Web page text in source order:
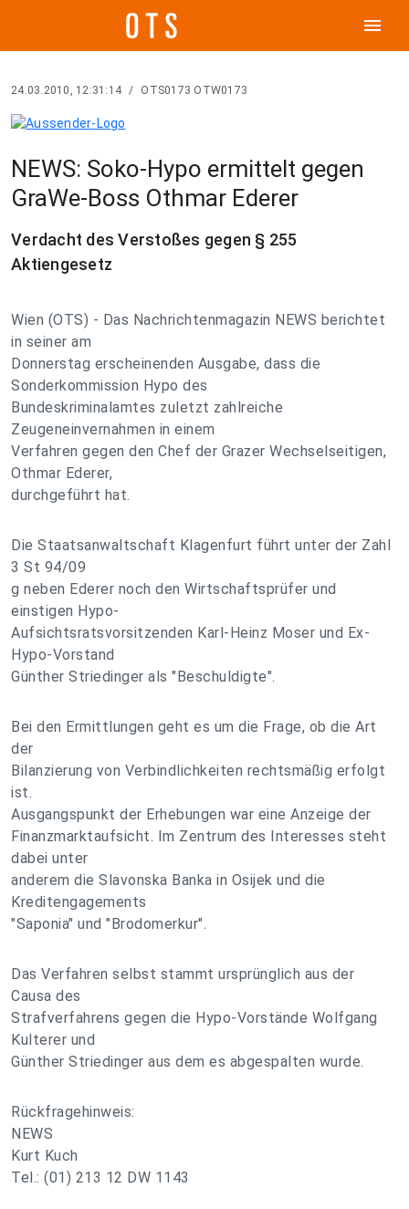
menu
24.03.2010, 12:31:14 / OTS0173 OTW0173
NEWS: Soko-Hypo ermittelt gegen
GraWe-Boss Othmar Ederer
Verdacht des Verstoßes gegen § 255
Aktiengesetz
Wien (OTS) - Das Nachrichtenmagazin NEWS berichtet
in seiner am
Donnerstag erscheinenden Ausgabe, dass die
Sonderkommission Hypo des
Bundeskriminalamtes zuletzt zahlreiche
Zeugeneinvernahmen in einem
Verfahren gegen den Chef der Grazer Wechselseitigen,
Othmar Ederer,
durchgeführt hat.
Die Staatsanwaltschaft Klagenfurt führt unter der Zahl
3 St 94/09
g neben Ederer noch den Wirtschaftsprüfer und
einstigen Hypo-
Aufsichtsratsvorsitzenden Karl-Heinz Moser und Ex-
Hypo-Vorstand
Günther Striedinger als "Beschuldigte".
Bei den Ermittlungen geht es um die Frage, ob die Art
der
Bilanzierung von Verbindlichkeiten rechtsmäßig erfolgt
ist.
Ausgangspunkt der Erhebungen war eine Anzeige der
Finanzmarktaufsicht. Im Zentrum des Interesses steht
dabei unter
anderem die Slavonska Banka in Osijek und die
Kreditengagements
"Saponia" und "Brodomerkur".
Das Verfahren selbst stammt ursprünglich aus der
Causa des
Strafverfahrens gegen die Hypo-Vorstände Wolfgang
Kulterer und
Günther Striedinger aus dem es abgespalten wurde.
Rückfragehinweis:
NEWS
Kurt Kuch
Tel.: (01) 213 12 DW 1143